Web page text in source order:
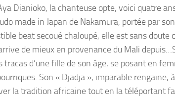
Dianioko, la chanteuse opte, voici quatre
made in Japan de Nakamura, portée par son
beat secoué chaloupé, elle est sans doute
de mieux en provenance du Mali
d’une fille de son âge, se posant en
Son « Djadja », imparable rengaine, à
la tradition africaine tout en la téléportant